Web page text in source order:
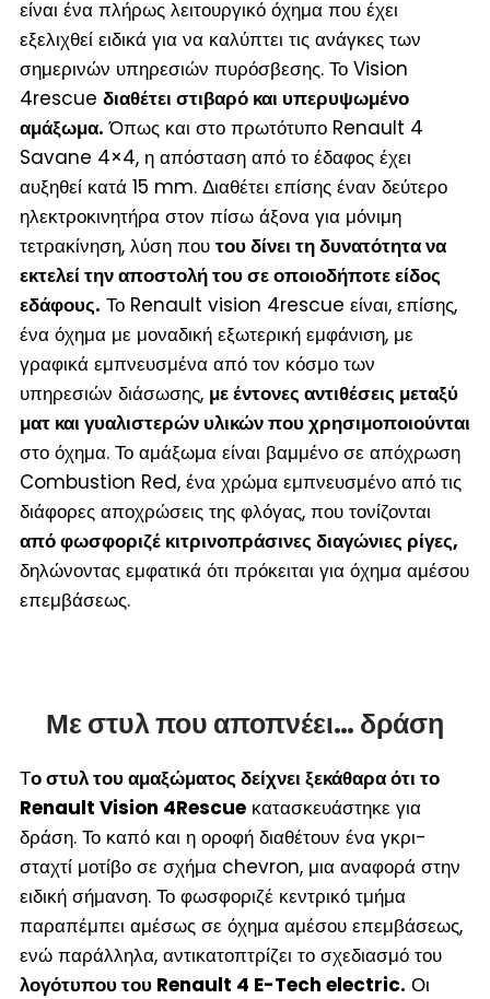
είναι ένα πλήρως λειτουργικό όχημα που έχει
εξελιχθεί ειδικά για να καλύπτει τις ανάγκες των
σημερινών υπηρεσιών πυρόσβεσης. Το Vision
4rescue διαθέτει στιβαρό και υπερυψωμένο
αμάξωμα. Όπως και στο πρωτότυπο Renault 4
Savane 4×4, η απόσταση από το έδαφος έχει
αυξηθεί κατά 15 mm. Διαθέτει επίσης έναν δεύτερο
ηλεκτροκινητήρα στον πίσω άξονα για μόνιμη
τετρακίνηση, λύση που του δίνει τη δυνατότητα να
εκτελεί την αποστολή του σε οποιοδήποτε είδος
εδάφους. Το Renault vision 4rescue είναι, επίσης,
ένα όχημα με μοναδική εξωτερική εμφάνιση, με
γραφικά εμπνευσμένα από τον κόσμο των
υπηρεσιών διάσωσης, με έντονες αντιθέσεις μεταξύ
ματ και γυαλιστερών υλικών που χρησιμοποιούνται
στο όχημα. Το αμάξωμα είναι βαμμένο σε απόχρωση
Combustion Red, ένα χρώμα εμπνευσμένο από τις
διάφορες αποχρώσεις της φλόγας, που τονίζονται
από φωσφοριζέ κιτρινοπράσινες διαγώνιες ρίγες,
δηλώνοντας εμφατικά ότι πρόκειται για όχημα αμέσου
επεμβάσεως.
Με στυλ που αποπνέει… δράση
Το στυλ του αμαξώματος δείχνει ξεκάθαρα ότι το
Renault Vision 4Rescueκατασκευάστηκε για
δράση. Το καπό και η οροφή διαθέτουν ένα γκρι-
σταχτί μοτίβο σε σχήμα chevron, μια αναφορά στην
ειδική σήμανση. Το φωσφοριζέ κεντρικό τμήμα
παραπέμπει αμέσως σε όχημα αμέσου επεμβάσεως,
ενώ παράλληλα, αντικατοπτρίζει το σχεδιασμό του
λογότυπου του Renault 4 E-Tech electric. Οι